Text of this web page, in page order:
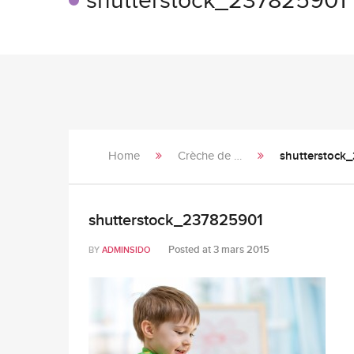
Home Crèche de …
shutterstock_237825901
BY ADMINSIDO Posted at3 mars 2015